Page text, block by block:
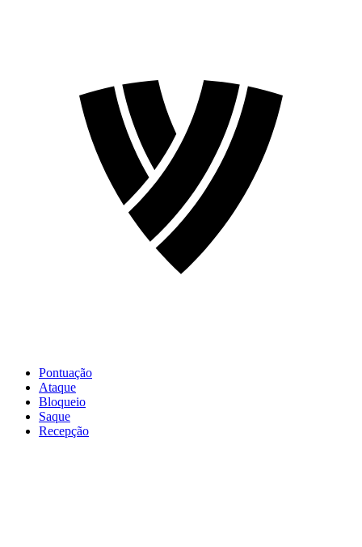
Pontuação
Ataque
Bloqueio
Saque
Recepção